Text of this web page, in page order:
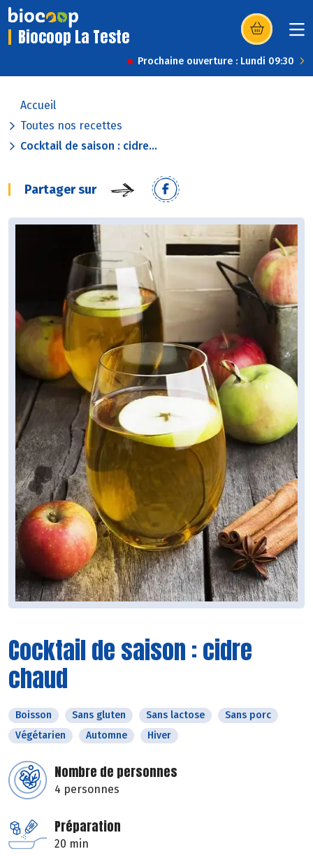
Biocoop La Teste (s’ouvre dans
Prochaine ouverture : Lundi 09:30
Accueil
Toutes nos recettes
Cocktail de saison : cidre...
Partager sur
Cocktail de saison : cidre
chaud
Boisson Sans gluten Sans lactose
Sans porc
Végétarien
Automne Hiver
Nombre de personnes
4 personnes
Préparation
20 min